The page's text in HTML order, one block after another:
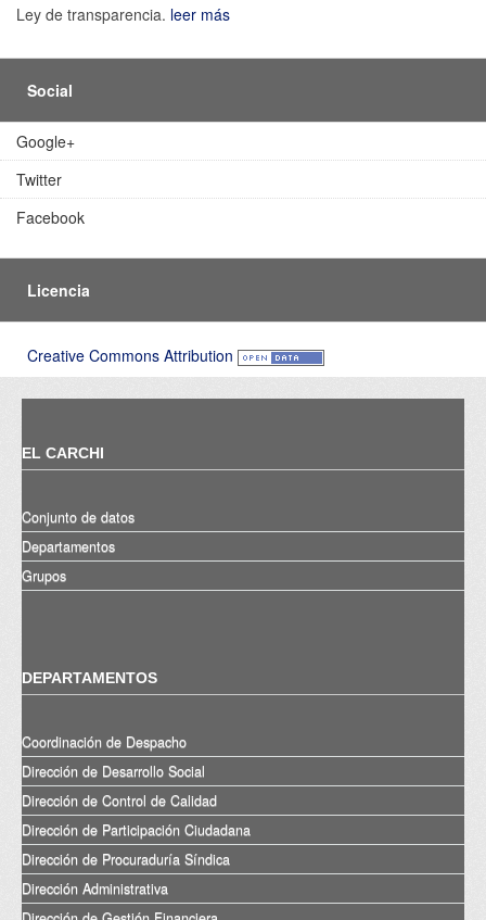
Ley de transparencia. leer más
Social
Google+
Twitter
Facebook
Licencia
Creative Commons Attribution
EL CARCHI
Conjunto de datos
Departamentos
Grupos
DEPARTAMENTOS
Coordinación de Despacho
Dirección de Desarrollo Social
Dirección de Control de Calidad
Dirección de Participación Ciudadana
Dirección de Procuraduría Síndica
Dirección Administrativa